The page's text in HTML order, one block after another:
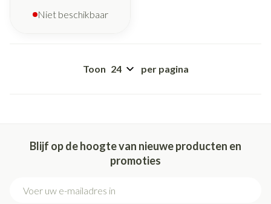
Niet beschikbaar
Toon per pagina
Blijf op de hoogte van nieuwe producten en
promoties